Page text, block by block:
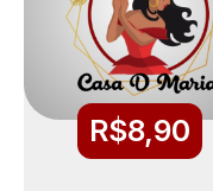
R$8,90